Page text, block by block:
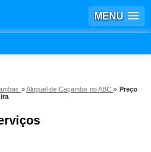
MENU
»Aluguel de Caçamba no ABC» Preço